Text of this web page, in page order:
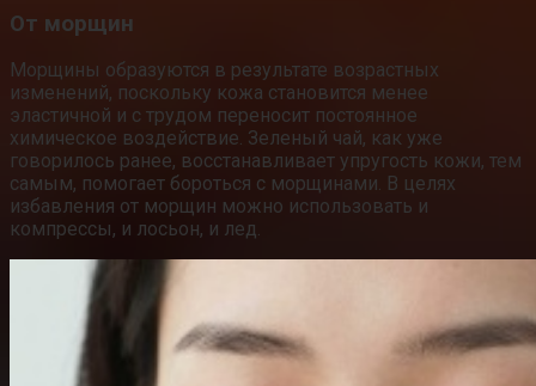
От морщин
Морщины образуются в результате возрастных
изменений, поскольку кожа становится менее
эластичной и с трудом переносит постоянное
химическое воздействие. Зеленый чай, как уже
говорилось ранее, восстанавливает упругость кожи, тем
самым, помогает бороться с морщинами. В целях
избавления от морщин можно использовать и
компрессы, и лосьон, и лед.